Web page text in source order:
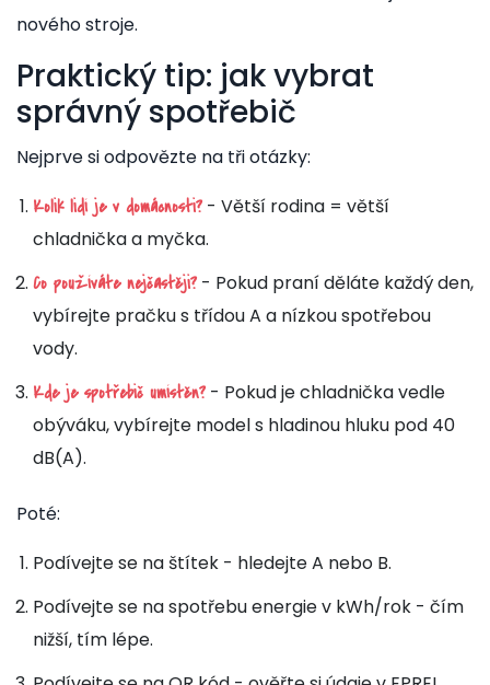
nového stroje.
Praktický tip: jak vybrat
správný spotřebič
Nejprve si odpovězte na tři otázky:
Kolik lidí je v domácnosti? - Větší rodina = větší
chladnička a myčka.
Co používáte nejčastěji? - Pokud praní děláte každý den,
vybírejte pračku s třídou A a nízkou spotřebou
vody.
Kde je spotřebič umístěn? - Pokud je chladnička vedle
obýváku, vybírejte model s hladinou hluku pod 40
dB(A).
Poté:
Podívejte se na štítek - hledejte A nebo B.
Podívejte se na spotřebu energie v kWh/rok - čím
nižší, tím lépe.